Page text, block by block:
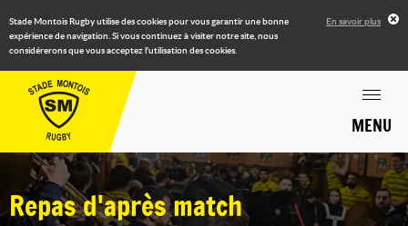
Stade Montois Rugby utilise des cookies pour vous garantir une bonne
expérience de navigation. Si vous continuez à visiter notre site, nous
considérerons que vous acceptez l'utilisation des cookies.
En savoir plus
MENU
Repas d'après match